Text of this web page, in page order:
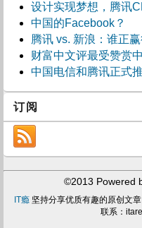
设计实现梦想，腾讯
中国的Facebook？
腾讯 vs. 新浪：谁正
财富中文评最受赞赏
中国电信和腾讯正式
订阅
©2013 Powered
IT瘾坚持分享优质有趣的原创文
联系：